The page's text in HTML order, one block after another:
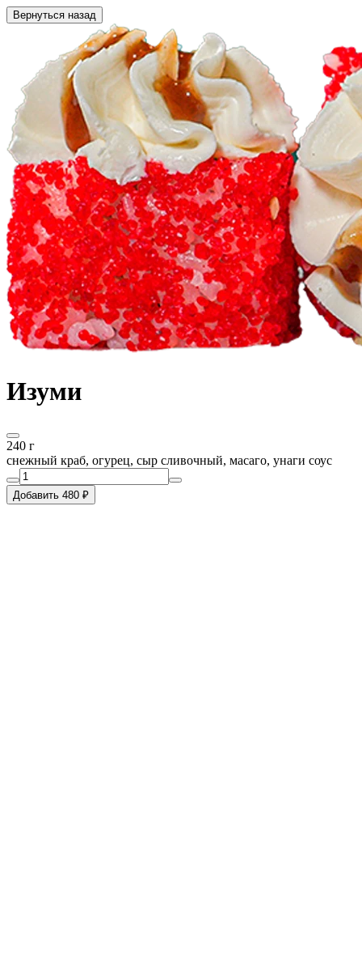
Вернуться назад
Изуми
240 г
снежный краб, огурец, сыр сливочный, масаго, унаги соус
Добавить 480 ₽